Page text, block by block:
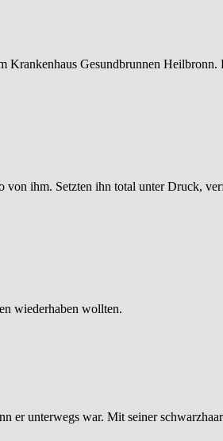
Krankenhaus Gesundbrunnen
von ihm. Setzten ihn total unter Druck,
wiederhaben wollten.
er unterwegs war. Mit seiner